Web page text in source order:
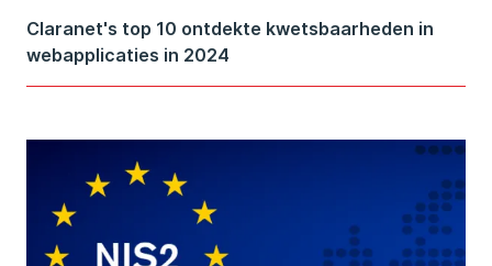
Claranet's top 10 ontdekte kwetsbaarheden in
webapplicaties in 2024